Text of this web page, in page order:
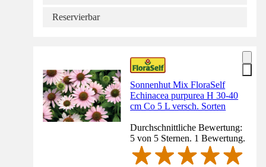
Reservierbar
Sonnenhut Mix FloraSelf
Echinacea purpurea H 30-40
cm Co 5 L versch. Sorten
Durchschnittliche Bewertung:
5 von 5 Sternen. 1 Bewertung.